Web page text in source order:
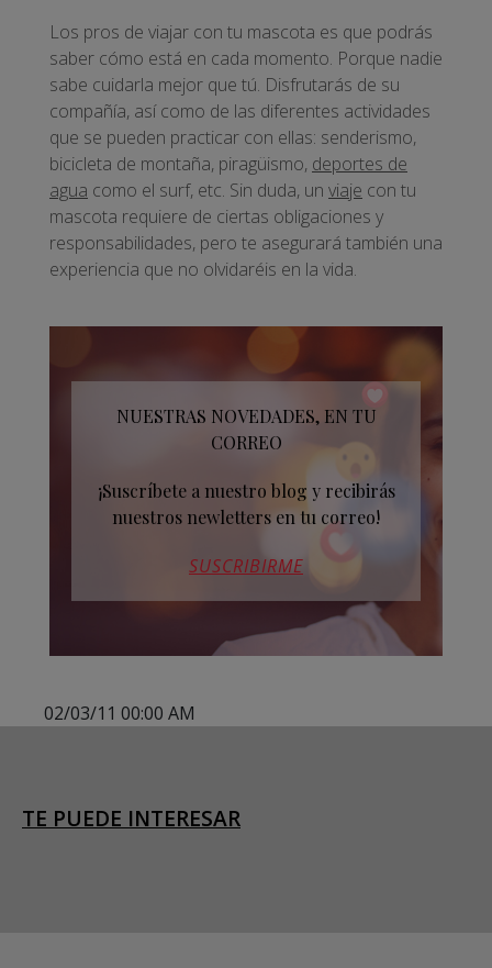
Los pros de viajar con tu mascota es que podrás
saber cómo está en cada momento. Porque nadie
sabe cuidarla mejor que tú. Disfrutarás de su
compañía, así como de las diferentes actividades
que se pueden practicar con ellas: senderismo,
bicicleta de montaña, piragüismo, deportes de
agua como el surf, etc. Sin duda, un viaje con tu
mascota requiere de ciertas obligaciones y
responsabilidades, pero te asegurará también una
experiencia que no olvidaréis en la vida.
NUESTRAS NOVEDADES, EN TU
CORREO
¡Suscríbete a nuestro blog y recibirás
nuestros newletters en tu correo!
SUSCRIBIRME
02/03/11 00:00 AM
TE PUEDE INTERESAR